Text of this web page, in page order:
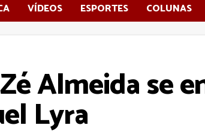
VÍDEOS ESPORTES COLUNAS
Almeida se
Lyra